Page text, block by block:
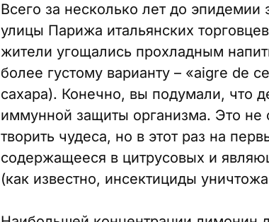
Всего за несколько лет до эпидемии
улицы Парижа итальянских
жители угощались прохладным
более густому варианту – «aigre de
сахара). Конечно, вы подумали, что
иммунной защиты организма. Это
творить чудеса, но в этот раз на
содержащееся в цитрусовых и
(как известно, инсектициды